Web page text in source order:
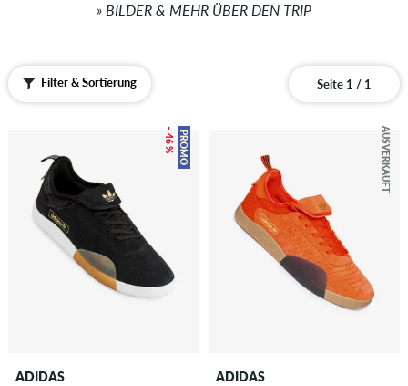
» BILDER & MEHR ÜBER DEN TRIP
Filter & Sortierung Seite 1 / 1
PROMO
– 46 %
ADIDAS
AUSVERKAUFT
ADIDAS